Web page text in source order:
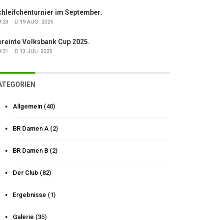
im September.
19 AUG. 2025
Volksbank Cup 2025.
13 JULI 2025
Allgemein (40)
BR Damen A (2)
BR Damen B (2)
Der Club (82)
Ergebnisse (1)
Galerie (35)